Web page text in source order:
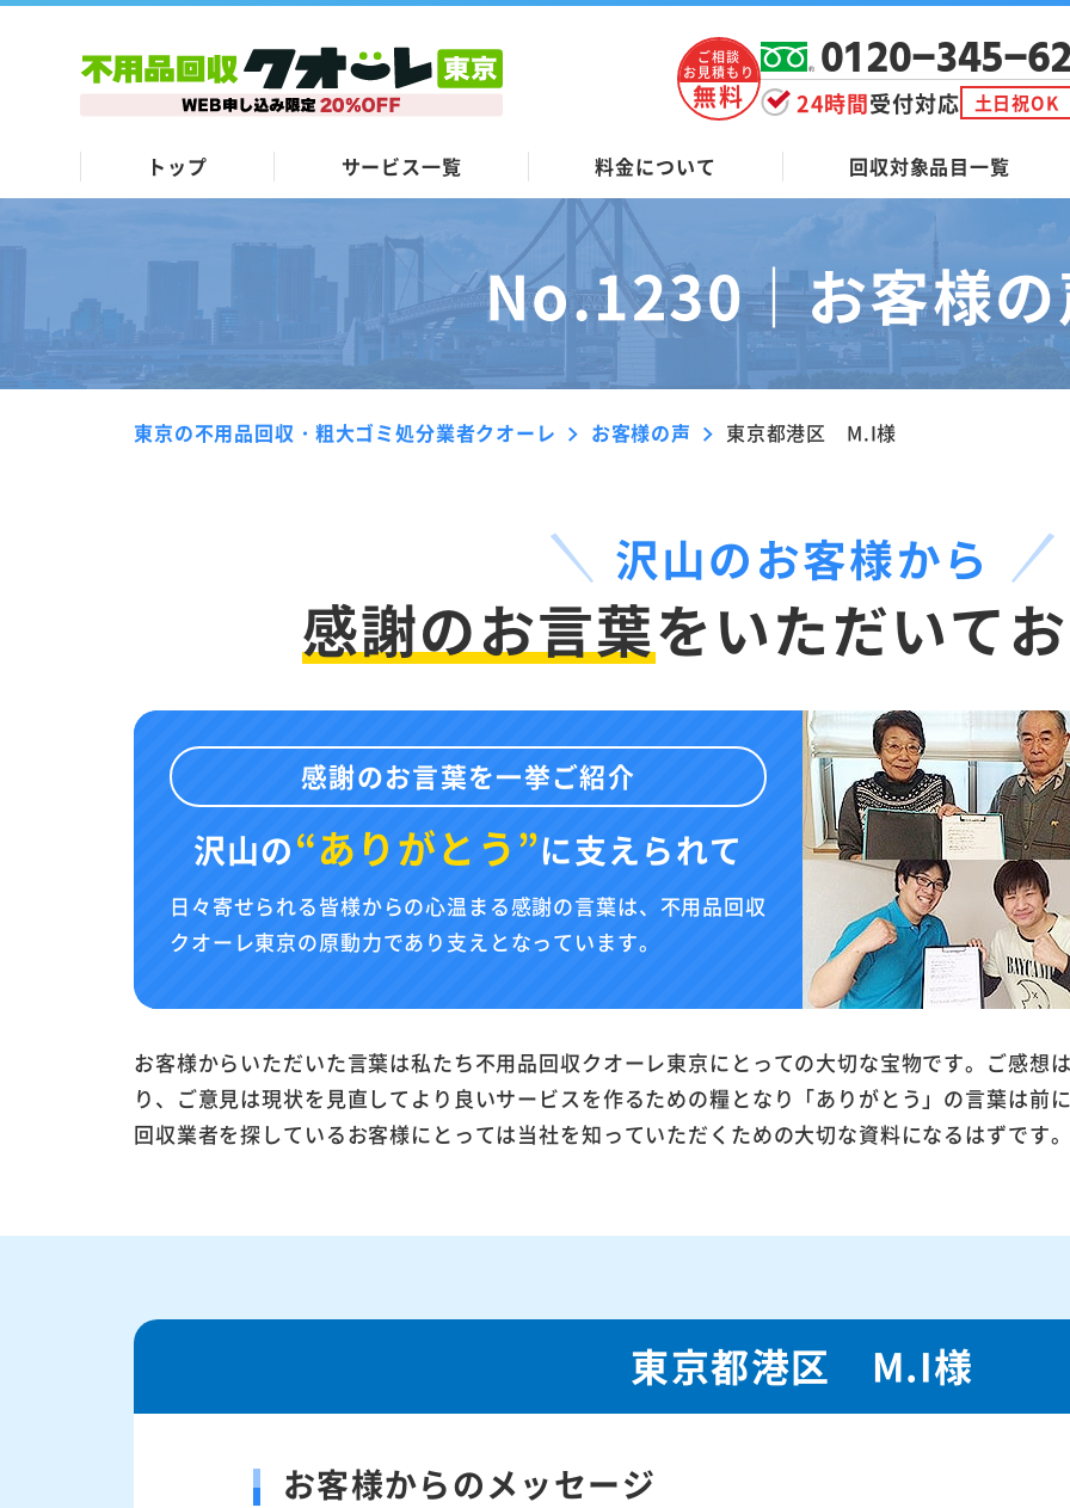
ご相談
お見積もり
無料
0120-345-
24時間受付対応 土日祝OK
トップ サービス一覧 料金について 回収対象品目一覧
No.1230｜お客様
東京の不用品回収・粗大ゴミ処分業者クオーレ お客様の声 東京都港区 M.I様
沢山のお客様から
感謝のお言葉をいただいて
感謝のお言葉を一挙ご紹介
沢山の“ありがとう”に支えられて
日々寄せられる皆様からの心温まる感謝の言葉は、不用品回収
クオーレ東京の原動力であり支えとなっています。
お客様からいただいた言葉は私たち不用品回収クオーレ東京にとっての大切な宝物です。ご感想
り、ご意見は現状を見直してより良いサービスを作るための糧となり「ありがとう」の言葉は前
回収業者を探しているお客様にとっては当社を知っていただくための大切な資料になるはずです
東京都港区 M.I様
お客様からのメッセージ